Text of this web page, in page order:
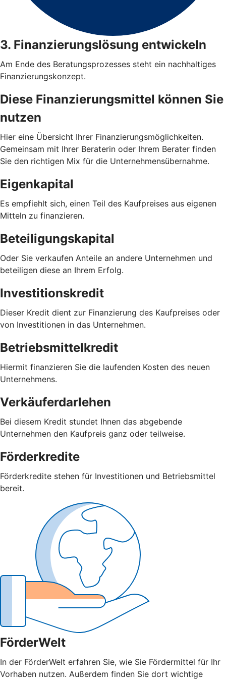
3. Finanzierungslösung entwickeln
Am Ende des Beratungsprozesses steht ein nachhaltiges
Finanzierungskonzept.
Diese Finanzierungsmittel können Sie
nutzen
Hier eine Übersicht Ihrer Finanzierungsmöglichkeiten.
Gemeinsam mit Ihrer Beraterin oder Ihrem Berater finden
Sie den richtigen Mix für die Unternehmensübernahme.
Eigenkapital
Es empfiehlt sich, einen Teil des Kaufpreises aus eigenen
Mitteln zu finanzieren.
Beteiligungskapital
Oder Sie verkaufen Anteile an andere Unternehmen und
beteiligen diese an Ihrem Erfolg.
Investitionskredit
Dieser Kredit dient zur Finanzierung des Kaufpreises oder
von Investitionen in das Unternehmen.
Betriebsmittelkredit
Hiermit finanzieren Sie die laufenden Kosten des neuen
Unternehmens.
Verkäuferdarlehen
Bei diesem Kredit stundet Ihnen das abgebende
Unternehmen den Kaufpreis ganz oder teilweise.
Förderkredite
Förderkredite stehen für Investitionen und Betriebsmittel
bereit.
FörderWelt
In der FörderWelt erfahren Sie, wie Sie Fördermittel für Ihr
Vorhaben nutzen. Außerdem finden Sie dort wichtige